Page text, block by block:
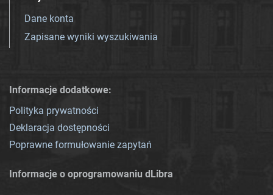
Dane konta
Zapisane wyniki wyszukiwania
Informacje dodatkowe:
Polityka prywatności
Deklaracja dostępności
Poprawne formułowanie zapytań
Informacje o oprogramowaniu dLibra